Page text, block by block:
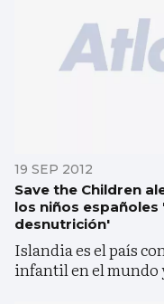
19 SEP 2012
Save the Children
los niños
desnutrición'
Islandia es el país
infantil en el mundo